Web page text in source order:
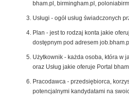
bham.pl, birmingham.pl,
Usługi - ogół usług świadczonych
Plan - jest to rodzaj konta jakie
dostępnym pod adresem
Użytkownik - każda osoba, która w
oraz Usług jakie oferuje Portal
Pracodawca - przedsiębiorca,
potencjalnymi kandydatami na